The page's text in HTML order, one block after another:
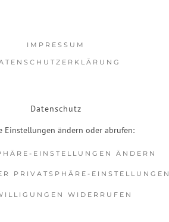
IMPRESSUM
Datenschutz
Einstellungen ändern oder abrufen:
EINSTELLUNGEN ÄNDERN
PRIVATSPHÄRE-EINSTELLUNGEN
WIDERRUFEN